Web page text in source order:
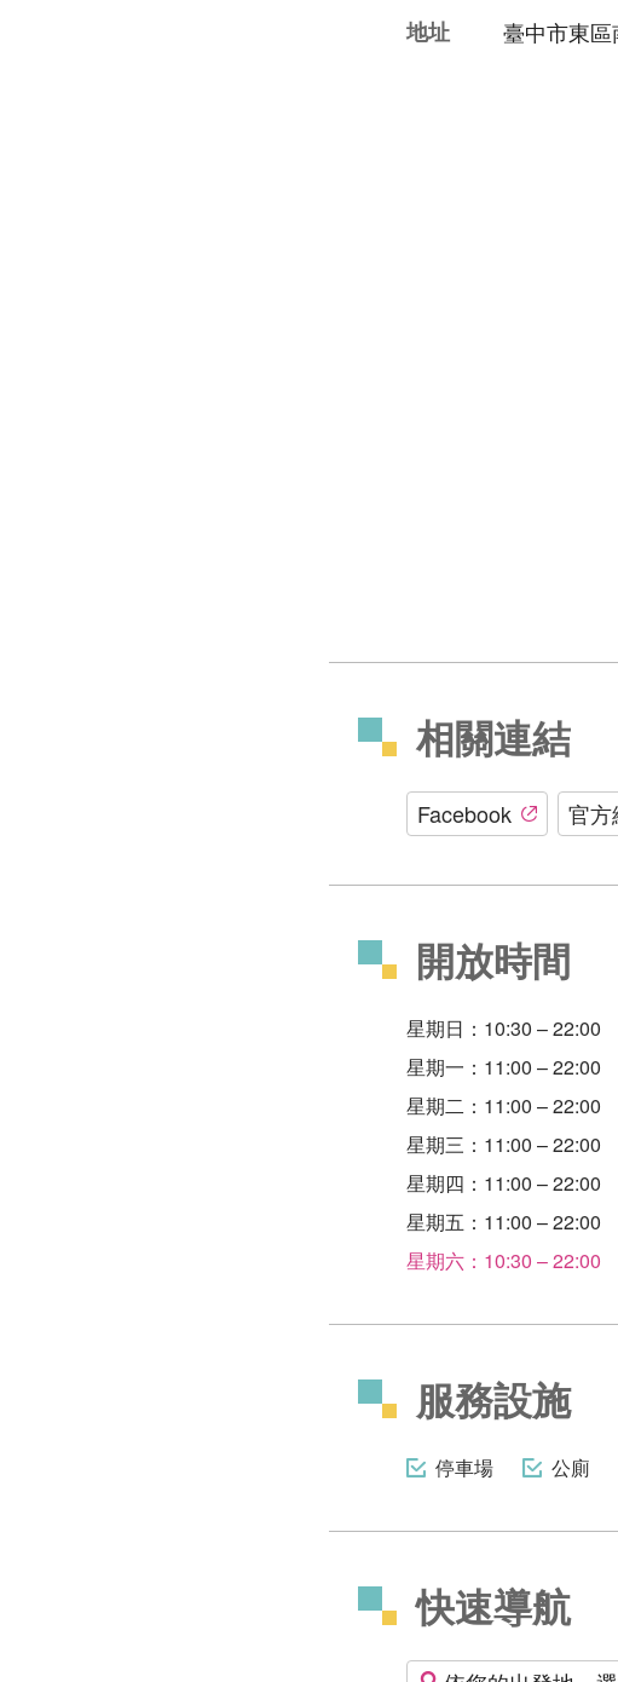
地址
臺中市東
相關連結
Facebook 官
開放時間
星期日：10:30 – 22:00
星期一：11:00 – 22:00
星期二：11:00 – 22:00
星期三：11:00 – 22:00
星期四：11:00 – 22:00
星期五：11:00 – 22:00
星期六：10:30 – 22:00
服務設施
停車場 公廁
快速導航